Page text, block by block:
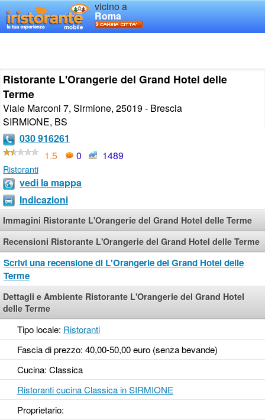
vicino a
Roma
Ristorante L'Orangerie del Grand Hotel delle
Terme
Viale Marconi 7, Sirmione, 25019 - Brescia
SIRMIONE, BS
030 916261
1.5
0 1489
Ristoranti
vedi la mappa
Indicazioni
Immagini Ristorante L'Orangerie del Grand Hotel delle Terme
Recensioni Ristorante L'Orangerie del Grand Hotel delle Terme
Scrivi una recensione di L'Orangerie del Grand Hotel delle
Terme
Dettagli e Ambiente Ristorante L'Orangerie del Grand Hotel
delle Terme
Tipo locale: Ristoranti
Fascia di prezzo: 40,00-50,00 euro (senza bevande)
Cucina: Classica
Ristoranti cucina Classica in SIRMIONE
Proprietario: